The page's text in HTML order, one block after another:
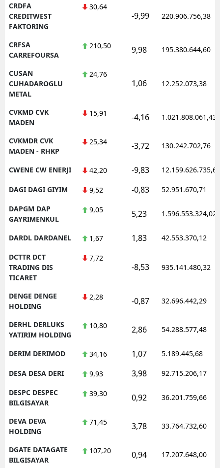
CRDFA
CREDITWEST
FAKTORING
30,64
-9,99 220.906.756,38
CRFSA
CARREFOURSA
210,50 9,98 195.380.644,60
CUSAN
CUHADAROGLU
METAL
24,76
1,06 12.252.073,38
CVKMD CVK
MADEN
15,91 -4,16 1.021.808.061,43
CVKMDR CVK
MADEN - RHKP
25,34 -3,72 130.242.702,76
CWENE CW ENERJI 42,20 -9,83 12.159.626.735,62
DAGI DAGI GIYIM 9,52 -0,83 52.951.670,71
DAPGM DAP
GAYRIMENKUL
9,05 5,23 1.596.553.324,02
DARDL DARDANEL 1,67 1,83 42.553.370,12
DCTTR DCT
TRADING DIS
TICARET
7,72
-8,53 935.141.480,32
DENGE DENGE
HOLDING
2,28 -0,87 32.696.442,29
DERHL DERLUKS
YATIRIM HOLDING
10,80 2,86 54.288.577,48
DERIM DERIMOD 34,16 1,07 5.189.445,68
DESA DESA DERI 9,93 3,98 92.715.206,17
DESPC DESPEC
BILGISAYAR
39,30 0,92 36.201.759,66
DEVA DEVA
HOLDING
71,45 3,78 33.764.732,60
DGATE DATAGATE
BILGISAYAR
107,20 0,94 17.207.648,00